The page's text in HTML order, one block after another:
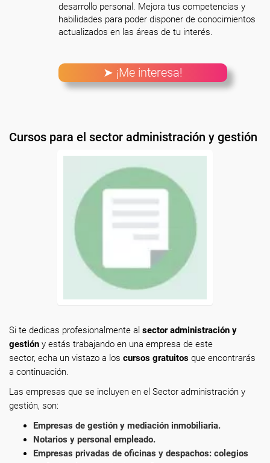
desarrollo personal. Mejora tus competencias y
habilidades para poder disponer de conocimientos
actualizados en las áreas de tu interés.
➤ ¡Me interesa!
Cursos para el sector administración y gestión
Si te dedicas profesionalmente al sector administración y
gestión y estás trabajando en una empresa de este
sector, echa un vistazo a los cursos gratuitos que encontrarás
a continuación.
Las empresas que se incluyen en el Sector administración y
gestión, son:
Empresas de gestión y mediación inmobiliaria.
Notarios y personal empleado.
Empresas privadas de oficinas y despachos: colegios